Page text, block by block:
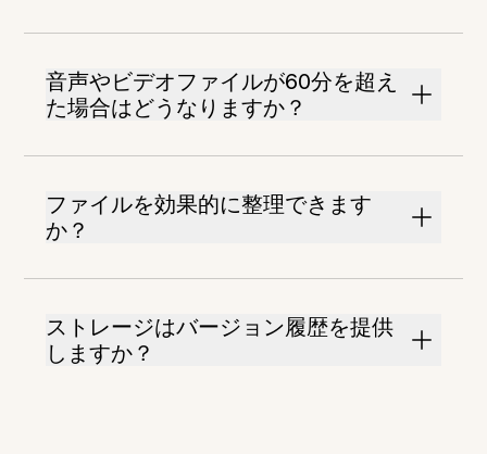
音声やビデオファイルが60分を超え
た場合はどうなりますか？
ファイルを効果的に整理できます
か？
ストレージはバージョン履歴を提供
しますか？